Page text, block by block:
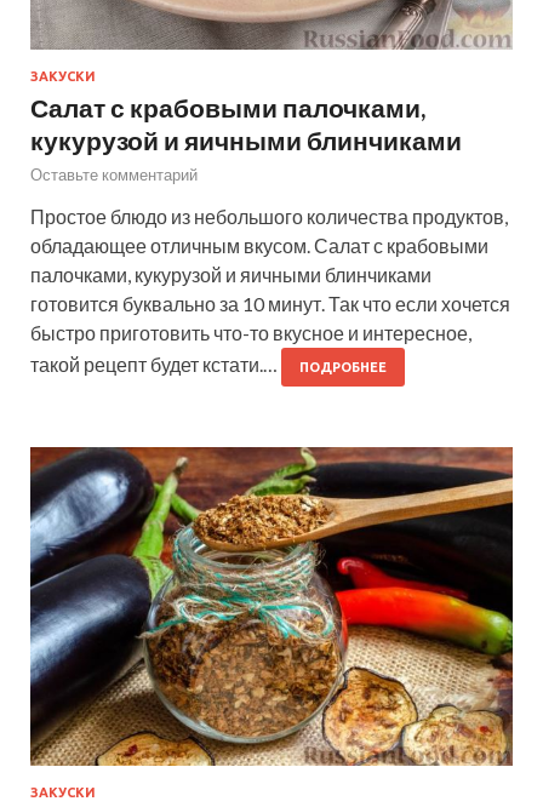
ЗАКУСКИ
Салат с крабовыми палочками,
кукурузой и яичными блинчиками
Оставьте комментарий
Простое блюдо из небольшого количества продуктов,
обладающее отличным вкусом. Салат с крабовыми
палочками, кукурузой и яичными блинчиками
готовится буквально за 10 минут. Так что если хочется
быстро приготовить что-то вкусное и интересное,
такой рецепт будет кстати.…
ПОДРОБНЕЕ
ЗАКУСКИ